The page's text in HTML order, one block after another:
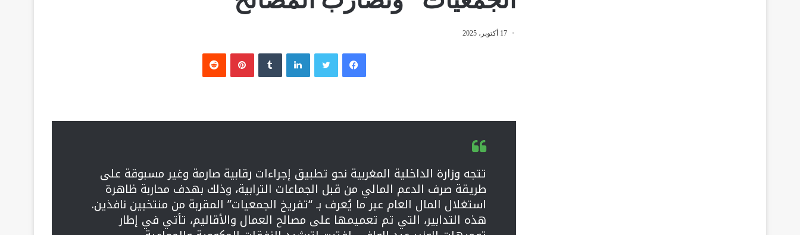
17 أكتوبر، 2025
فيسبوك تويتر لينكدإن بينتيريست
تتجه وزارة الداخلية المغربية نحو تطبيق إجراءات رقابية صارمة وغير مسبوقة على
طريقة صرف الدعم المالي من قبل الجماعات الترابية، وذلك بهدف محاربة ظاهرة
استغلال المال العام عبر ما يُعرف بـ “تفريخ الجمعيات” المقربة من منتخبين نافذين.
هذه التدابير، التي تم تعميمها على مصالح العمال والأقاليم، تأتي في إطار